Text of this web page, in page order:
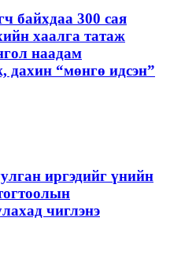
байхдаа 300 сая
хаалга татаж
наадам
дахин “мөнгө идсэн”
иргэдийг үнийн
чиглэнэ